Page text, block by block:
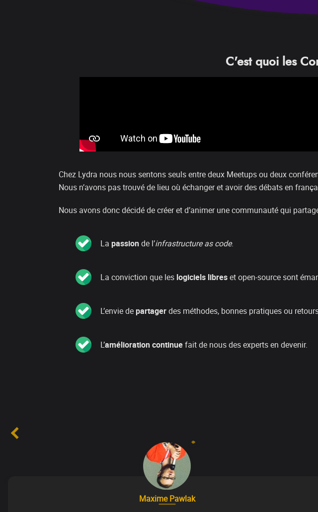
C'est quoi les
Chez Lydra nous nous sentons seuls entre deux Meetups ou deux
Nous n’avons pas trouvé de lieu où échanger et avoir des débats en
Nous avons donc décidé de créer et d’animer une communauté qui
La passionde l’infrastructure as code.
La conviction que les logiciels libreset open-source sont
L’envie departagerdes méthodes, bonnes pratiques ou
L’amélioration continuefait de nous des experts en devenir.
Maxime Pawlak